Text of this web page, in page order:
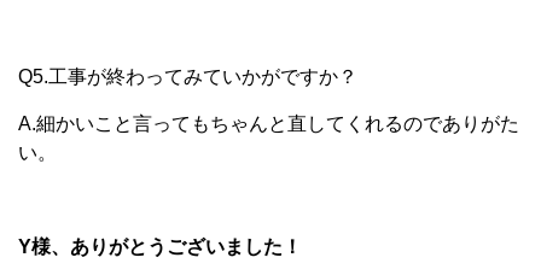
Q5.工事が終わってみていかがですか？
A.細かいこと言ってもちゃんと直してくれるのでありがた
い。
Y様、ありがとうございました！